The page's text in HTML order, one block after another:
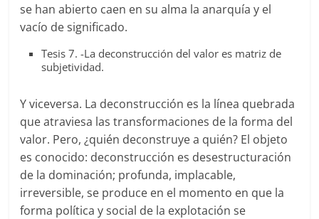
se han abierto caen en su alma la anarquía y el
vacío de significado.
Tesis 7. -La deconstrucción del valor es matriz de
subjetividad.
Y viceversa. La deconstrucción es la línea quebrada
que atraviesa las transformaciones de la forma del
valor. Pero, ¿quién deconstruye a quién? El objeto
es conocido: deconstrucción es desestructuración
de la dominación; profunda, implacable,
irreversible, se produce en el momento en que la
forma política y social de la explotación se